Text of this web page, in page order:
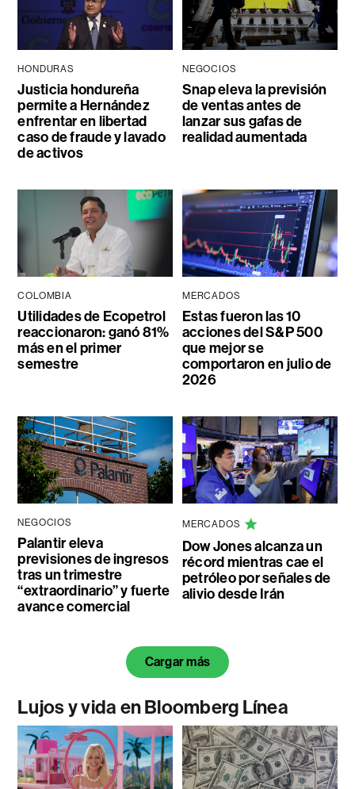
HONDURAS
Justicia hondureña
permite a Hernández
enfrentar en libertad
caso de fraude y lavado
de activos
NEGOCIOS
Snap eleva la previsión
de ventas antes de
lanzar sus gafas de
realidad aumentada
COLOMBIA
Utilidades de Ecopetrol
reaccionaron: ganó 81%
más en el primer
semestre
MERCADOS
Estas fueron las 10
acciones del S&P 500
que mejor se
comportaron en julio de
2026
NEGOCIOS
Palantir eleva
previsiones de ingresos
tras un trimestre
“extraordinario” y fuerte
avance comercial
MERCADOS
Dow Jones alcanza un
récord mientras cae el
petróleo por señales de
alivio desde Irán
Cargar más
Lujos y vida en Bloomberg Línea